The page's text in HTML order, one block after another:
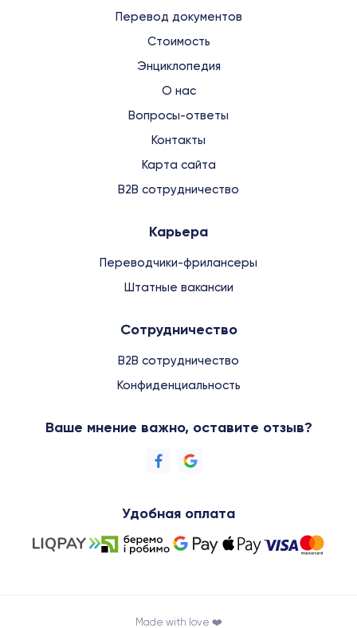
Перевод документов
Стоимость
Энциклопедия
О нас
Вопросы-ответы
Контакты
Карта сайта
B2B сотрудничество
Карьера
Переводчики-фрилансеры
Штатные вакансии
Сотрудничество
B2B сотрудничество
Конфиденциальность
Ваше мнение важно, оставите отзыв?
Удобная оплата
Made with love ❤️